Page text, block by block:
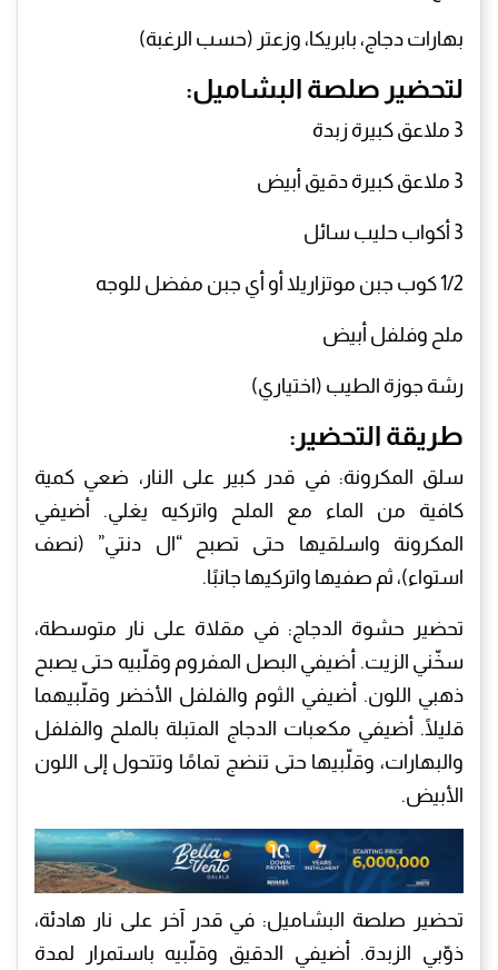
​بهارات دجاج، بابريكا، وزعتر (حسب الرغبة)
​لتحضير صلصة البشاميل:
​3 ملاعق كبيرة زبدة
​3 ملاعق كبيرة دقيق أبيض
​3 أكواب حليب سائل
​1/2 كوب جبن موتزاريلا أو أي جبن مفضل للوجه
​ملح وفلفل أبيض
​رشة جوزة الطيب (اختياري)
​طريقة التحضير:
​سلق المكرونة: في قدر كبير على النار، ضعي كمية
كافية من الماء مع الملح واتركيه يغلي. أضيفي
المكرونة واسلقيها حتى تصبح “ال دنتي” (نصف
استواء)، ثم صفيها واتركيها جانبًا.
​تحضير حشوة الدجاج: في مقلاة على نار متوسطة،
سخّني الزيت. أضيفي البصل المفروم وقلّبيه حتى يصبح
ذهبي اللون. أضيفي الثوم والفلفل الأخضر وقلّبيهما
قليلًا. أضيفي مكعبات الدجاج المتبلة بالملح والفلفل
والبهارات، وقلّبيها حتى تنضج تمامًا وتتحول إلى اللون
الأبيض.
​تحضير صلصة البشاميل: في قدر آخر على نار هادئة،
ذوّبي الزبدة. أضيفي الدقيق وقلّبيه باستمرار لمدة